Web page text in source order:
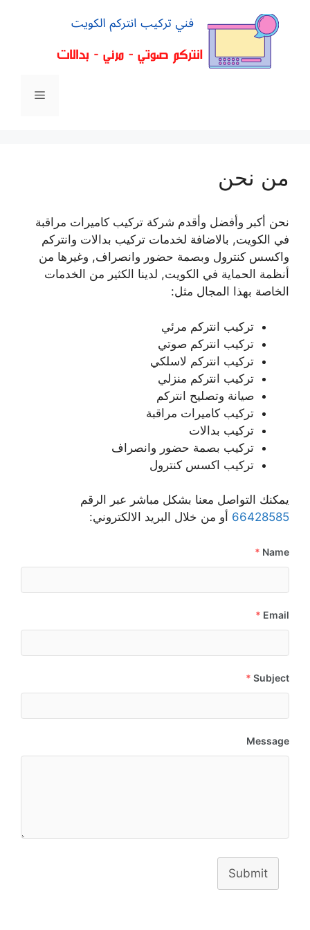
من نحن
نحن أكبر وأفضل وأقدم شركة تركيب كاميرات مراقبة
في الكويت, بالاضافة لخدمات تركيب بدالات وانتركم
واكسس كنترول وبصمة حضور وانصراف, وغيرها من
أنظمة الحماية في الكويت, لدينا الكثير من الخدمات
الخاصة بهذا المجال مثل:
تركيب انتركم مرئي
تركيب انتركم صوتي
تركيب انتركم لاسلكي
تركيب انتركم منزلي
صيانة وتصليح انتركم
تركيب كاميرات مراقبة
تركيب بدالات
تركيب بصمة حضور وانصراف
تركيب اكسس كنترول
يمكنك التواصل معنا بشكل مباشر عبر الرقم
66428585 أو من خلال البريد الالكتروني:
Name
*
Email
*
Subject
*
Message
Submit